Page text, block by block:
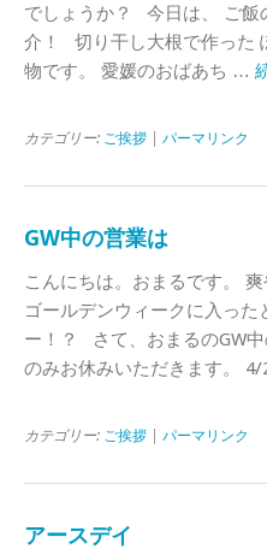
でしょうか？ 今日は、 ご飯
介！ 切り干し大根で作った
物です。 愛媛のおばあち …
カテゴリー: ご挨拶 パーマリンク
GW中の営業は
こんにちは。おまるです。
ゴールデンウィークに入っ
ー！？ さて、おまるのGW
のみお休みいただきます。
カテゴリー: ご挨拶 パーマリンク
アースデイ